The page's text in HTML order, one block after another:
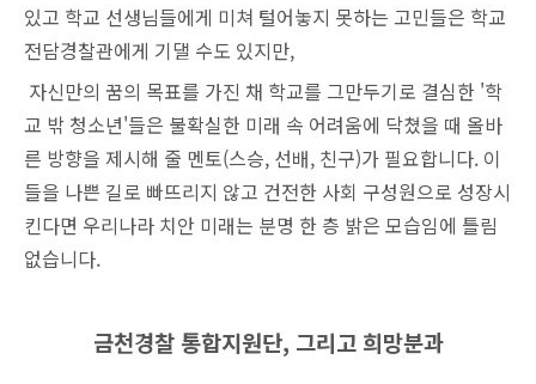
있고 학교 선생님들에게 미쳐 털어놓지 못하는 고민들은 학교
전담경찰관에게 기댈 수도 있지만,
자신만의 꿈의 목표를 가진 채 학교를 그만두기로 결심한 '학
교 밖 청소년'들은 불확실한 미래 속 어려움에 닥쳤을 때 올바
른 방향을 제시해 줄 멘토(스승, 선배, 친구)가 필요합니다. 이
들을 나쁜 길로 빠뜨리지 않고 건전한 사회 구성원으로 성장시
킨다면 우리나라 치안 미래는 분명 한 층 밝은 모습임에 틀림
없습니다.
금천경찰 통합지원단, 그리고 희망분과